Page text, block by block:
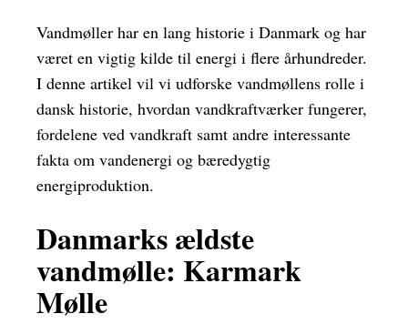
Vandmøller har en lang historie i Danmark og har
været en vigtig kilde til energi i flere århundreder.
I denne artikel vil vi udforske vandmøllens rolle i
dansk historie, hvordan vandkraftværker fungerer,
fordelene ved vandkraft samt andre interessante
fakta om vandenergi og bæredygtig
energiproduktion.
Danmarks ældste
vandmølle: Karmark
Mølle